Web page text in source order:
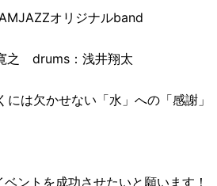
オリジナルband
：浅井翔太
は欠かせない「水」への「感謝」
ントを成功させたいと願います！